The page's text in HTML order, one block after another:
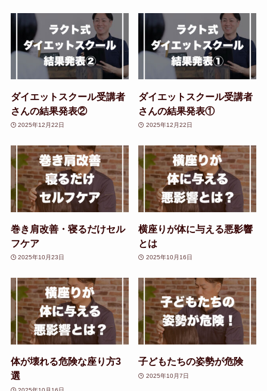
ダイエットスクール受講者
さんの結果発表②
2025年12月22日
ダイエットスクール受講者
さんの結果発表①
2025年12月22日
巻き肩改善・寝るだけセル
フケア
2025年10月23日
横座りが体に与える悪影響
とは
2025年10月16日
体が壊れる危険な座り方3
選
子どもたちの姿勢が危険
2025年10月7日